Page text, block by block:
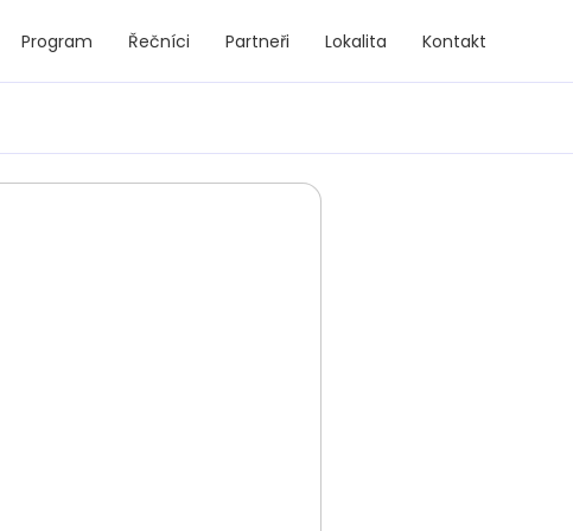
Program Řečníci Partneři Lokalita Kontakt